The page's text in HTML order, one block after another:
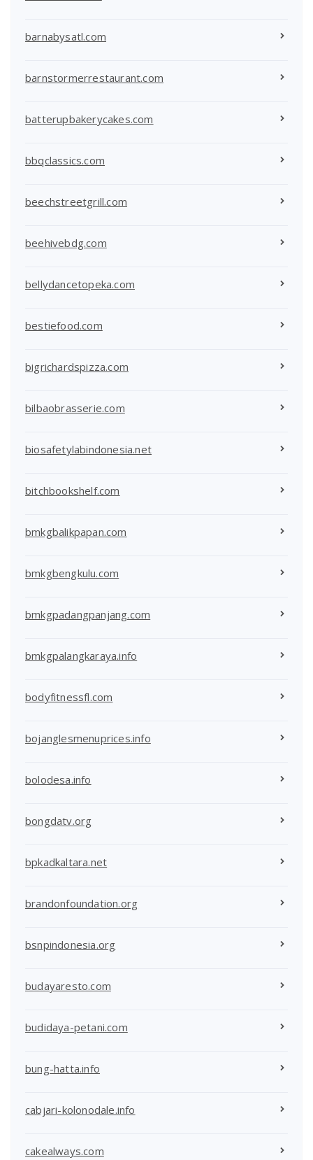
barnabysatl.com
barnstormerrestaurant.com
batterupbakerycakes.com
bbqclassics.com
beechstreetgrill.com
beehivebdg.com
bellydancetopeka.com
bestiefood.com
bigrichardspizza.com
bilbaobrasserie.com
biosafetylabindonesia.net
bitchbookshelf.com
bmkgbalikpapan.com
bmkgbengkulu.com
bmkgpadangpanjang.com
bmkgpalangkaraya.info
bodyfitnessfl.com
bojanglesmenuprices.info
bolodesa.info
bongdatv.org
bpkadkaltara.net
brandonfoundation.org
bsnpindonesia.org
budayaresto.com
budidaya-petani.com
bung-hatta.info
cabjari-kolonodale.info
cakealways.com